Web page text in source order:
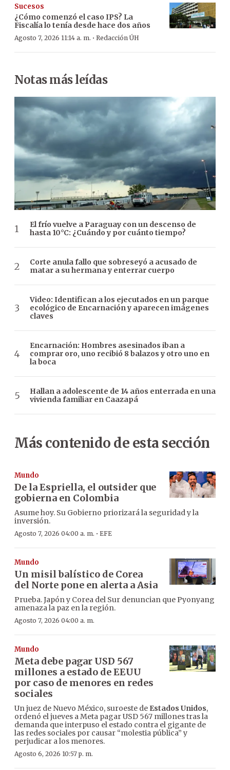
Sucesos
¿Cómo comenzó el caso IPS? La
Fiscalía lo tenía desde hace dos años
Agosto 7, 2026 11:14 a. m. · Redacción ÚH
Notas más leídas
El frío vuelve a Paraguay con un descenso de
hasta 10°C: ¿Cuándo y por cuánto tiempo?
Corte anula fallo que sobreseyó a acusado de
matar a su hermana y enterrar cuerpo
Video: Identifican a los ejecutados en un parque
ecológico de Encarnación y aparecen imágenes
claves
Encarnación: Hombres asesinados iban a
comprar oro, uno recibió 8 balazos y otro uno en
la boca
Hallan a adolescente de 14 años enterrada en una
vivienda familiar en Caazapá
Más contenido de esta sección
Mundo
De la Espriella, el outsider que
gobierna en Colombia
Asume hoy. Su Gobierno priorizará la seguridad y la
inversión.
Agosto 7, 2026 04:00 a. m. · EFE
Mundo
Un misil balístico de Corea
del Norte pone en alerta a Asia
Prueba. Japón y Corea del Sur denuncian que Pyonyang
amenaza la paz en la región.
Agosto 7, 2026 04:00 a. m.
Mundo
Meta debe pagar USD 567
millones a estado de EEUU
por caso de menores en redes
sociales
Un juez de Nuevo México, suroeste de Estados Unidos,
ordenó el jueves a Meta pagar USD 567 millones tras la
demanda que interpuso el estado contra el gigante de
las redes sociales por causar “molestia pública” y
perjudicar a los menores.
Agosto 6, 2026 10:57 p. m.